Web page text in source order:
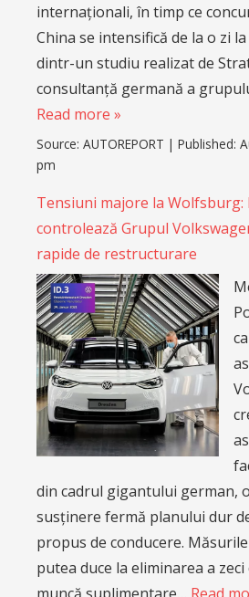
internaționali, în timp ce
China se intensifică de la o zi
dintr-un studiu realizat de
consultanță germană a
Read more »
Source: AUTOREPORT | Published:
pm
Tensiuni majore la Wolfsburg:
controlează Grupul
rapide de restructurare
din cadrul gigantului german,
susținere fermă planului dur
propus de conducere.
putea duce la eliminarea a